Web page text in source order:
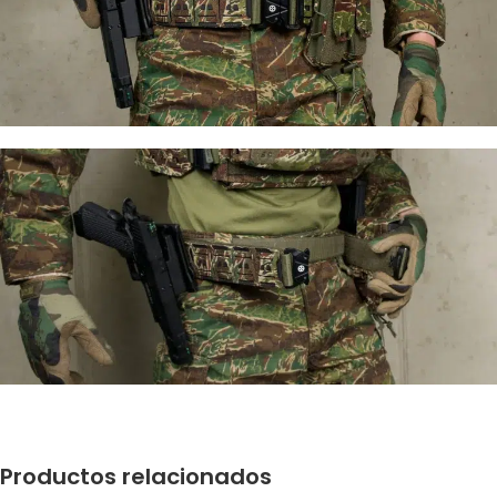
Productos relacionados